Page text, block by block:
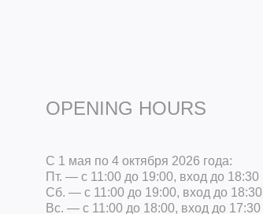
OPENING HOURS
С 1 мая по 4 октября 2026 года:
Пт. — с 11:00 до 19:00, вход до 18:30
Сб. — с 11:00 до 19:00, вход до 18:30
Вс. — с 11:00 до 18:00, вход до 17:30